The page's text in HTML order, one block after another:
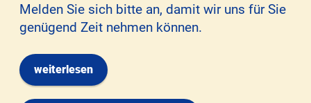
Melden Sie sich bitte an, damit wir uns für Sie
genügend Zeit nehmen können.
weiterlesen